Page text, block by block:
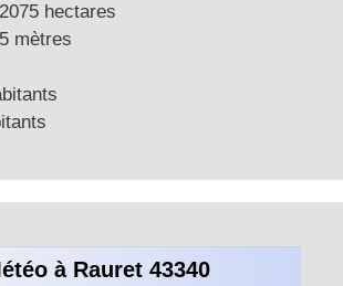
2075 hectares
mètres
à Rauret 43340